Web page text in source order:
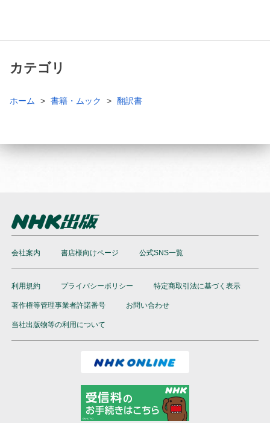
カテゴリ
ホーム 書籍・ムック 翻訳書
会社案内 書店様向けページ 公式SNS一覧
利用規約 プライバシーポリシー 特定商取引法に基づく表示
著作権等管理事業者許諾番号 お問い合わせ
当社出版物等の利用について